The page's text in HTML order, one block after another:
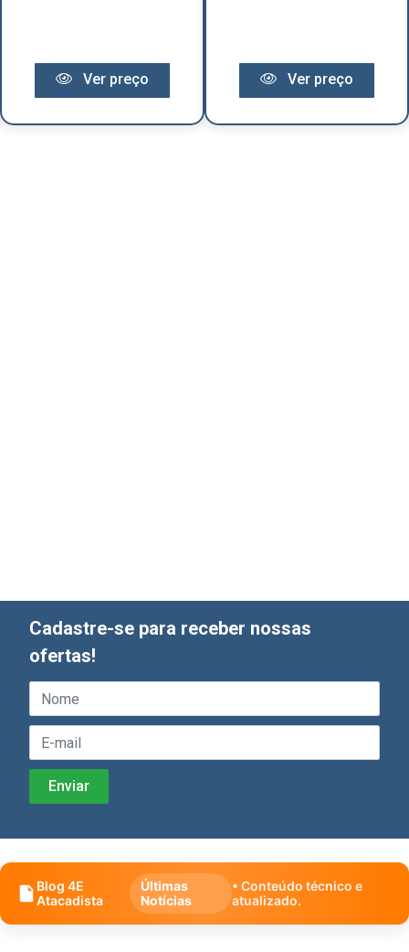
Ver preço Ver preço
Cadastre-se para receber nossas
ofertas!
Blog 4E
Atacadista
Últimas
Notícias
• Conteúdo técnico e
atualizado.